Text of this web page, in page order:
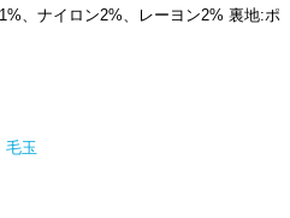
、ナイロン2%、レーヨン2% 裏地:ポ
毛玉